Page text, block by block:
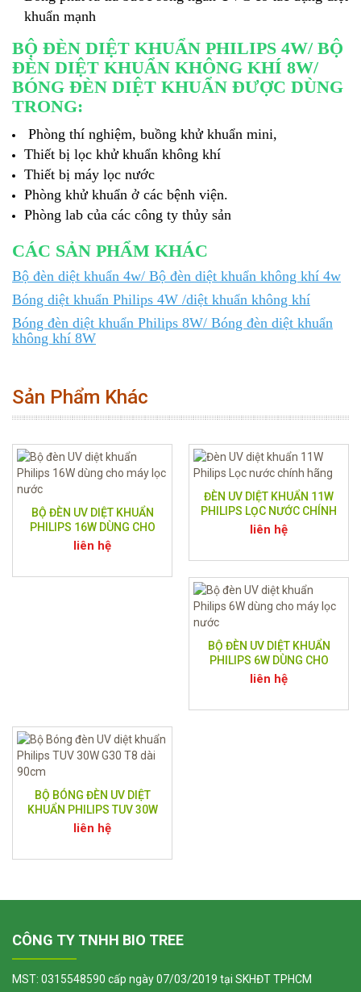
khuẩn mạnh
BỘ ĐÈN DIỆT KHUẨN PHILIPS 4W/ BỘ
ĐÈN DIỆT KHUẨN KHÔNG KHÍ 8W/
BÓNG ĐÈN DIỆT KHUẨN ĐƯỢC DÙNG
TRONG:
Phòng thí nghiệm, buồng khử khuẩn mini,
Thiết bị lọc khử khuẩn không khí
Thiết bị máy lọc nước
Phòng khử khuẩn ở các bệnh viện.
Phòng lab của các công ty thủy sản
CÁC SẢN PHẨM KHÁC
Bộ đèn diệt khuẩn 4w/ Bộ đèn diệt khuẩn không khí 4w
Bóng diệt khuẩn Philips 4W /diệt khuẩn không khí
Bóng đèn diệt khuẩn Philips 8W/ Bóng đèn diệt khuẩn
không khí 8W
Sản Phẩm Khác
BỘ ĐÈN UV DIỆT KHUẨN
PHILIPS 16W DÙNG CHO
MÁY LỌC NƯỚC
liên hệ
ĐÈN UV DIỆT KHUẨN 11W
PHILIPS LỌC NƯỚC CHÍNH
HÃNG
liên hệ
BỘ ĐÈN UV DIỆT KHUẨN
PHILIPS 6W DÙNG CHO
MÁY LỌC NƯỚC
liên hệ
BỘ BÓNG ĐÈN UV DIỆT
KHUẨN PHILIPS TUV 30W
G30 T8 DÀI 90CM
liên hệ
CÔNG TY TNHH BIO TREE
MST: 0315548590 cấp ngày 07/03/2019 tại SKHĐT TPHCM